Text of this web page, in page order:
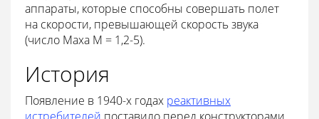
аппараты, которые способны совершать полет
на скорости, превышающей скорость звука
(число Маха M = 1,2-5).
История
Появление в 1940-х годах реактивных